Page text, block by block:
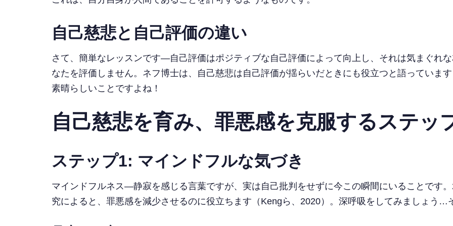
自己慈悲と自己評価の違い
さて、簡単なレッスンです—自己評価はポジティブな自己評価によって向上し、それは気まぐれ
なたを評価しません。ネフ博士は、自己慈悲は自己評価が揺らいだときにも役立つと語っていま
素晴らしいことですよね！
自己慈悲を育み、罪悪感を克服するステッ
ステップ1: マインドフルな気づき
マインドフルネス—静寂を感じる言葉ですが、実は自己批判をせずに今この瞬間にいることです
究によると、罪悪感を減少させるのに役立ちます（Kengら、2020）。深呼吸をしてみましょう…